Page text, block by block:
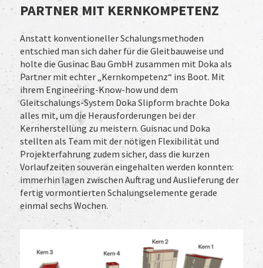
PARTNER MIT KERNKOMPETENZ
Anstatt konventioneller Schalungsmethoden
entschied man sich daher für die Gleitbauweise und
holte die Gusinac Bau GmbH zusammen mit Doka als
Partner mit echter „Kernkompetenz“ ins Boot. Mit
ihrem Engineering-Know-how und dem
Gleitschalungs-System Doka Slipform brachte Doka
alles mit, um die Herausforderungen bei der
Kernherstellung zu meistern. Guisnac und Doka
stellten als Team mit der nötigen Flexibilität und
Projekterfahrung zudem sicher, dass die kurzen
Vorlaufzeiten souverän eingehalten werden konnten:
immerhin lagen zwischen Auftrag und Auslieferung der
fertig vormontierten Schalungselemente gerade
einmal sechs Wochen.